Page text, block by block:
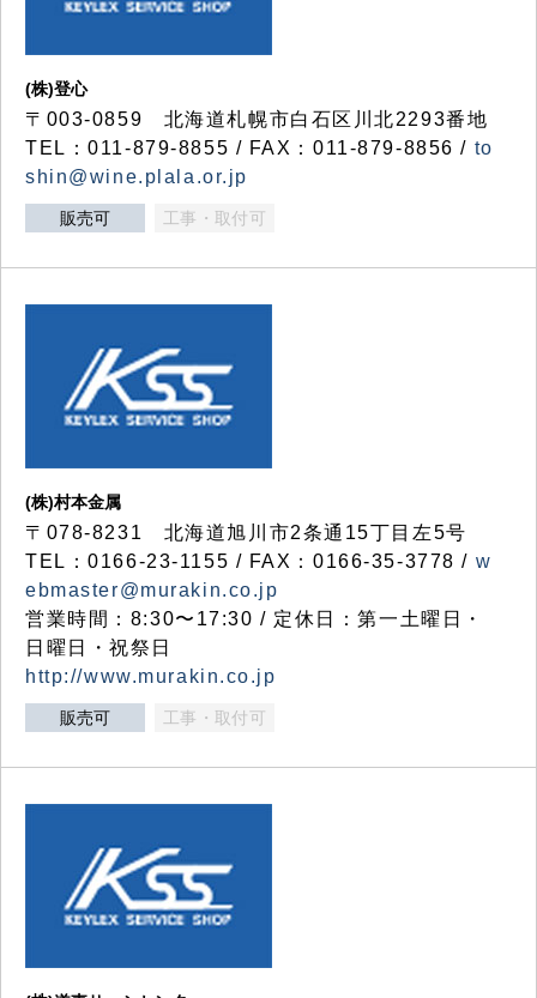
(株)登心
〒003-0859 北海道札幌市白石区川北2293番地
TEL：011-879-8855 / FAX：011-879-8856 / to
shin@wine.plala.or.jp
販売可 工事・取付可
(株)村本金属
〒078-8231 北海道旭川市2条通15丁目左5号
TEL：0166-23-1155 / FAX：0166-35-3778 / w
ebmaster@murakin.co.jp
営業時間：8:30〜17:30 / 定休日：第一土曜日・
日曜日・祝祭日
http://www.murakin.co.jp
販売可 工事・取付可